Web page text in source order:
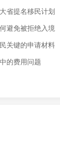
省提名移民计划
避免被拒绝入境
关键的申请材料
的费用问题